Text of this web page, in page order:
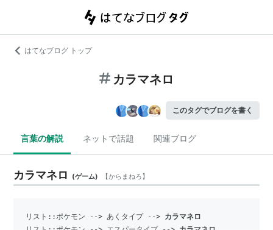
はてなブログ トップ
カラマネロ
このタグでブログを書く
言葉の解説 ネットで話題 関連ブログ
カラマネロ (ゲーム) 【からまねろ】
リスト::ポケモン --> あくタイプ --> カラマネロ